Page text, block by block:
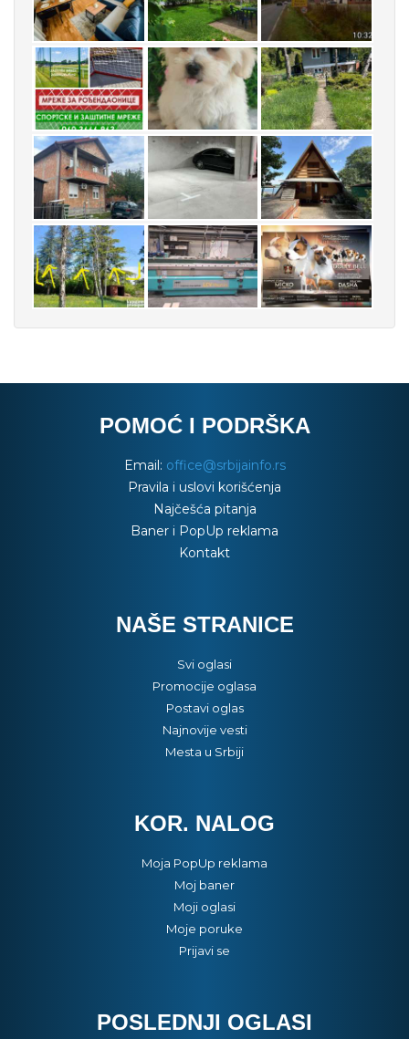
POMOĆ I PODRŠKA
Email: office@srbijainfo.rs
Pravila i uslovi korišćenja
Najčešća pitanja
Baner i PopUp reklama
Kontakt
NAŠE STRANICE
Svi oglasi
Promocije oglasa
Postavi oglas
Najnovije vesti
Mesta u Srbiji
KOR. NALOG
Moja PopUp reklama
Moj baner
Moji oglasi
Moje poruke
Prijavi se
POSLEDNJI OGLASI